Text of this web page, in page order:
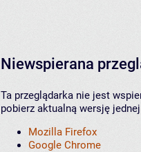
Niewspierana
Ta przeglądarka nie jest
pobierz aktualną wersję
Mozilla Firefox
Google Chrome